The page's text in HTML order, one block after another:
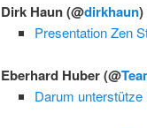
Dirk Haun(@dirkhaun
Presentation Zen
Eberhard Huber(@
Darum